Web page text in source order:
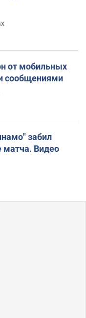
от мобильных
сообщениями
забил
матча. Видео